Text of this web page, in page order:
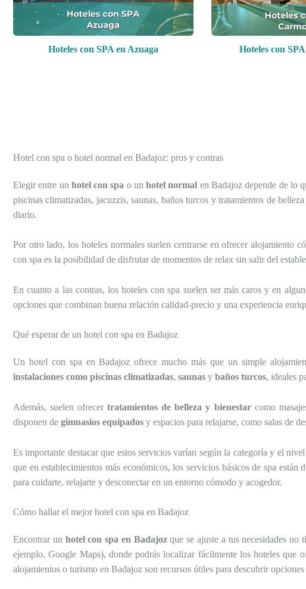
Hoteles con SPA en Azuaga Hoteles con
Hotel con spa o hotel normal en Badajoz: pros y contras
Elegir entre un hotel con spa o unhotel normal en Badajoz depende de lo
piscinas climatizadas, jacuzzis, saunas, baños turcos y tratamientos de
diario.
Por otro lado, los hoteles normales suelen centrarse en ofrecer
con spa es la posibilidad de disfrutar de momentos de relax sin salir del
En cuanto a las contras, los hoteles con spa suelen ser más caros y en
opciones que combinan buena relación calidad-precio y una experiencia
Qué esperar de un hotel con spa en Badajoz
Un hotel con spa en Badajoz ofrece mucho más que un simple
instalaciones como piscinas climatizadas, saunas y baños turcos, ideales
Además, suelen ofrecertratamientos de belleza y bienestarcomo
disponen de gimnasios equipados y espacios para relajarse, como salas de
Es importante destacar que estos servicios varían según la categoría y el
que en establecimientos más económicos, los servicios básicos de spa
para cuidarte, relajarte y desconectar en un entorno cómodo y acogedor.
Cómo hallar el mejor hotel con spa en Badajoz
Encontrar un hotel con spa en Badajozque se ajuste a tus necesidades no
ejemplo, Google Maps), donde podrás localizar fácilmente los hoteles
alojamientos o turismo en Badajoz son recursos útiles para descubrir